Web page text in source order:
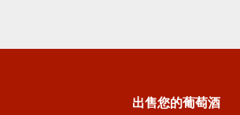
出售您的葡萄酒